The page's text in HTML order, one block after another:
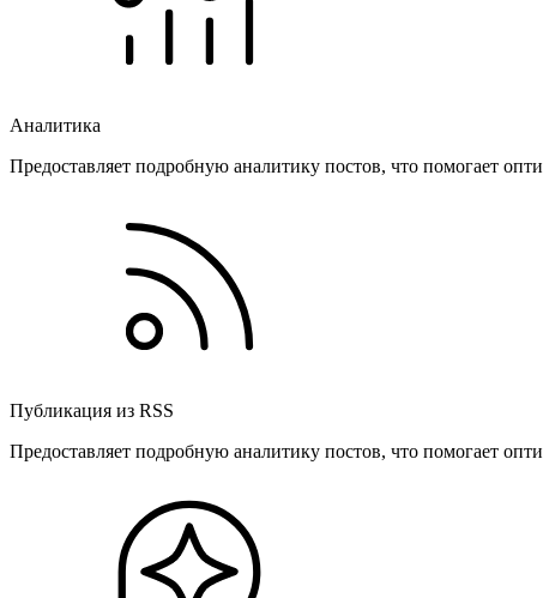
Аналитика
Предоставляет подробную аналитику постов, что помогает
Публикация из RSS
Предоставляет подробную аналитику постов, что помогает